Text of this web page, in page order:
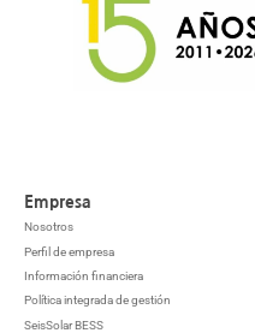
Empresa
Nosotros
Perfil de empresa
Información financiera
Política integrada de gestión
SeisSolar BESS